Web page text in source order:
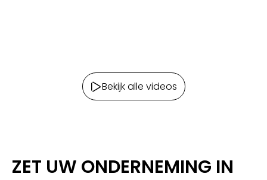
Bekijk alle videos
ZET UW ONDERNEMING IN